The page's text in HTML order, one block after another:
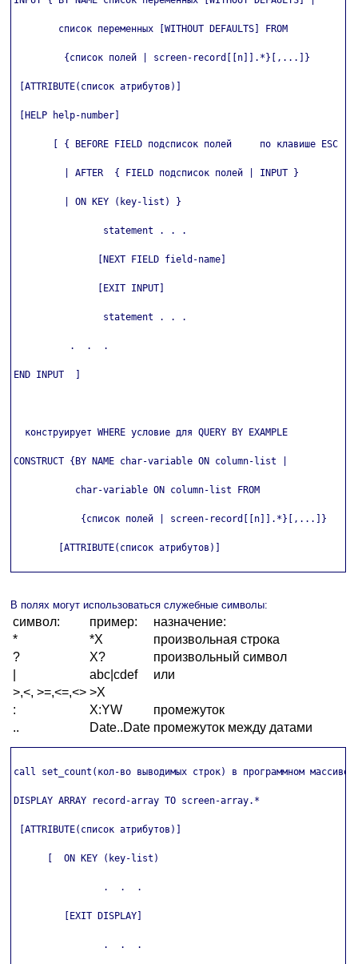
        список переменных [WITHOUT DEFAULTS] FROM
         {список полей | screen-record[[n]].*}[,...]}
[ATTRIBUTE(список атрибутов)]
[HELP help-number]
       [ { BEFORE FIELD подсписок полей     по клавише ESC
         | AFTER  { FIELD подсписок полей | INPUT }
         | ON KEY (key-list) }
                statement . . .
               [NEXT FIELD field-name]
               [EXIT INPUT]
                statement . . .
          .  .  .
END INPUT  ]
  конструирует WHERE условие для QUERY BY EXAMPLE
CONSTRUCT {BY NAME char-variable ON column-list |
           char-variable ON column-list FROM
            {список полей | screen-record[[n]].*}[,...]}
        [ATTRIBUTE(список атрибутов)]
В полях могут использоваться служебные символы:
символ: пример:
назначение:
*
*X
произвольная строка
?
X?
произвольный символ
abc|cdef
или
>,<, >=,<=,<> >X
:
X:YW
промежуток
..
Date..Date промежуток между датами
call set_count(кол-во выводимых строк) в программном массиве
DISPLAY ARRAY record-array TO screen-array.*
[ATTRIBUTE(список атрибутов)]
      [  ON KEY (key-list)
                .  .  .
         [EXIT DISPLAY]
                .  .  .